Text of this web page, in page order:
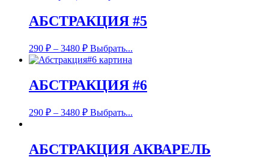
АБСТРАКЦИЯ #5
290 ₽ – 3480 ₽ Выбрать...
АБСТРАКЦИЯ #6
290 ₽ – 3480 ₽ Выбрать...
АБСТРАКЦИЯ АКВАРЕЛЬ